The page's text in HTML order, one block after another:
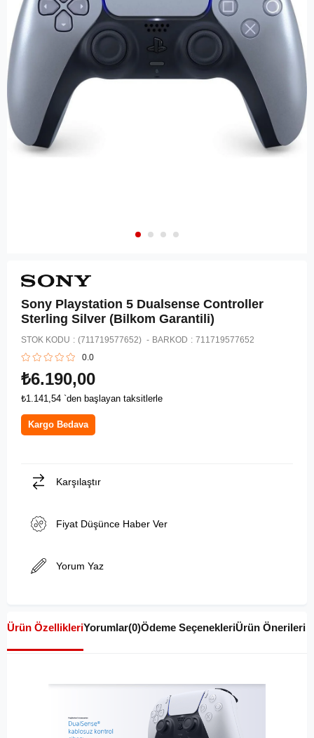
Sony Playstation 5 Dualsense Controller
Sterling Silver (Bilkom Garantili)
STOK KODU (711719577652) BARKOD : 711719577652
0.0
₺6.190,00
₺1.141,54 `den başlayan taksitlerle
Kargo Bedava
Karşılaştır
Fiyat Düşünce Haber Ver
Yorum Yaz
Ürün ÖzellikleriYorumlar(0)Ödeme SeçenekleriÜrün Önerileri